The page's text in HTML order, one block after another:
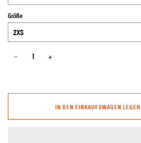
Größe
− +
IN DEN EINKAUFSWAGEN LEGEN